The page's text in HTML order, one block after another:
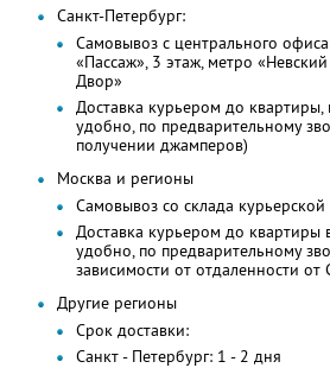
Санкт-Петербург:
Самовывоз с центрального
«Пассаж», 3 этаж, метро
Двор»
Доставка курьером до квартиры,
удобно, по предварительному
получении джамперов)
Москва и регионы
Самовывоз со склада
Доставка курьером до квартиры
удобно, по предварительному
зависимости от отдаленности от
Другие регионы
Срок доставки:
Санкт - Петербург: 1 - 2 дня